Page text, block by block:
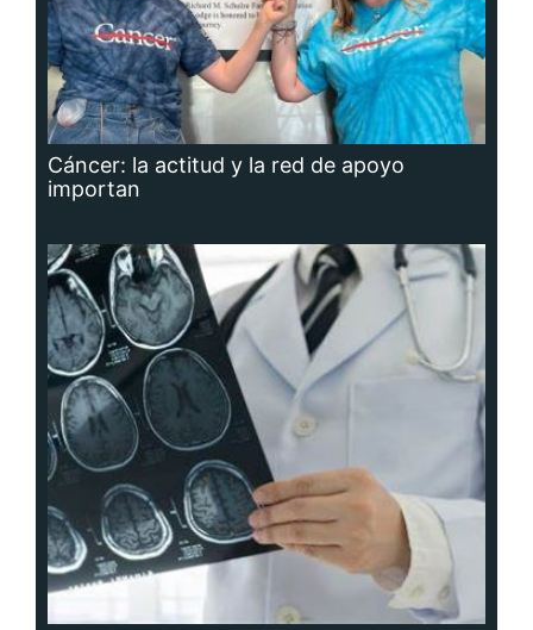
Cáncer: la actitud y la red de apoyo
importan